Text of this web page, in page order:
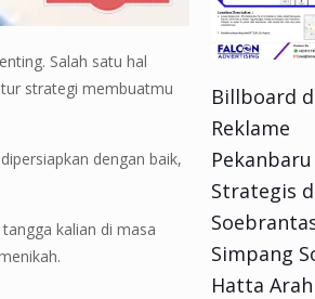
Salah satu hal
strategi membuatmu
dengan baik,
kalian di masa
Billboard
Reklame
Pekanbaru
Strategis
Simpang
Hatta